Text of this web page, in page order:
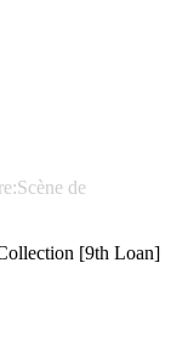
de
[9th Loan]